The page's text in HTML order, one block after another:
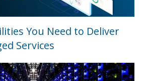
You Need to Deliver
Services